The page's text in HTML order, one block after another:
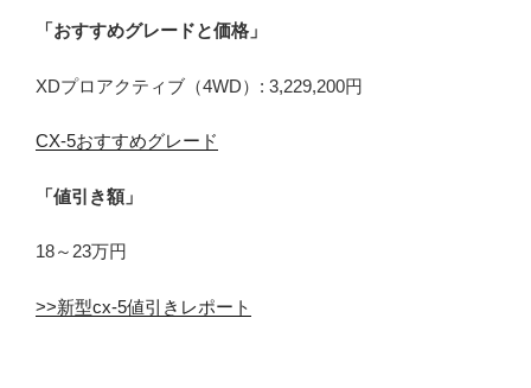
「おすすめグレードと価格」
XDプロアクティブ（4WD）: 3,229,200円
CX-5おすすめグレード
「値引き額」
18～23万円
>>新型cx-5値引きレポート